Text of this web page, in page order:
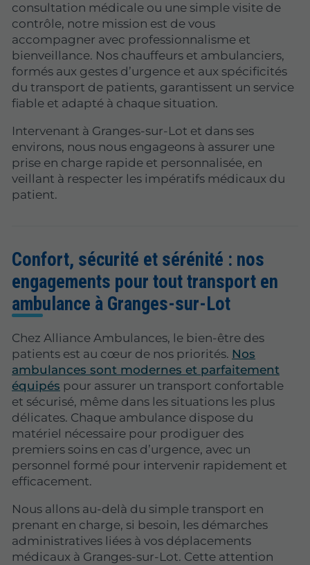
consultation médicale ou une simple visite de
contrôle, notre mission est de vous
accompagner avec professionnalisme et
bienveillance. Nos chauffeurs et ambulanciers,
formés aux gestes d’urgence et aux spécificités
du transport de patients, garantissent un service
fiable et adapté à chaque situation.
Intervenant à Granges-sur-Lot et dans ses
environs, nous nous engageons à assurer une
prise en charge rapide et personnalisée, en
veillant à respecter les impératifs médicaux du
patient.
Confort, sécurité et sérénité : nos
engagements pour tout transport en
ambulance à Granges-sur-Lot
Chez Alliance Ambulances, le bien-être des
patients est au cœur de nos priorités. Nos
ambulances sont modernes et parfaitement
équipés pour assurer un transport confortable
et sécurisé, même dans les situations les plus
délicates. Chaque ambulance dispose du
matériel nécessaire pour prodiguer des
premiers soins en cas d’urgence, avec un
personnel formé pour intervenir rapidement et
efficacement.
Nous allons au-delà du simple transport en
prenant en charge, si besoin, les démarches
administratives liées à vos déplacements
médicaux à Granges-sur-Lot. Cette attention